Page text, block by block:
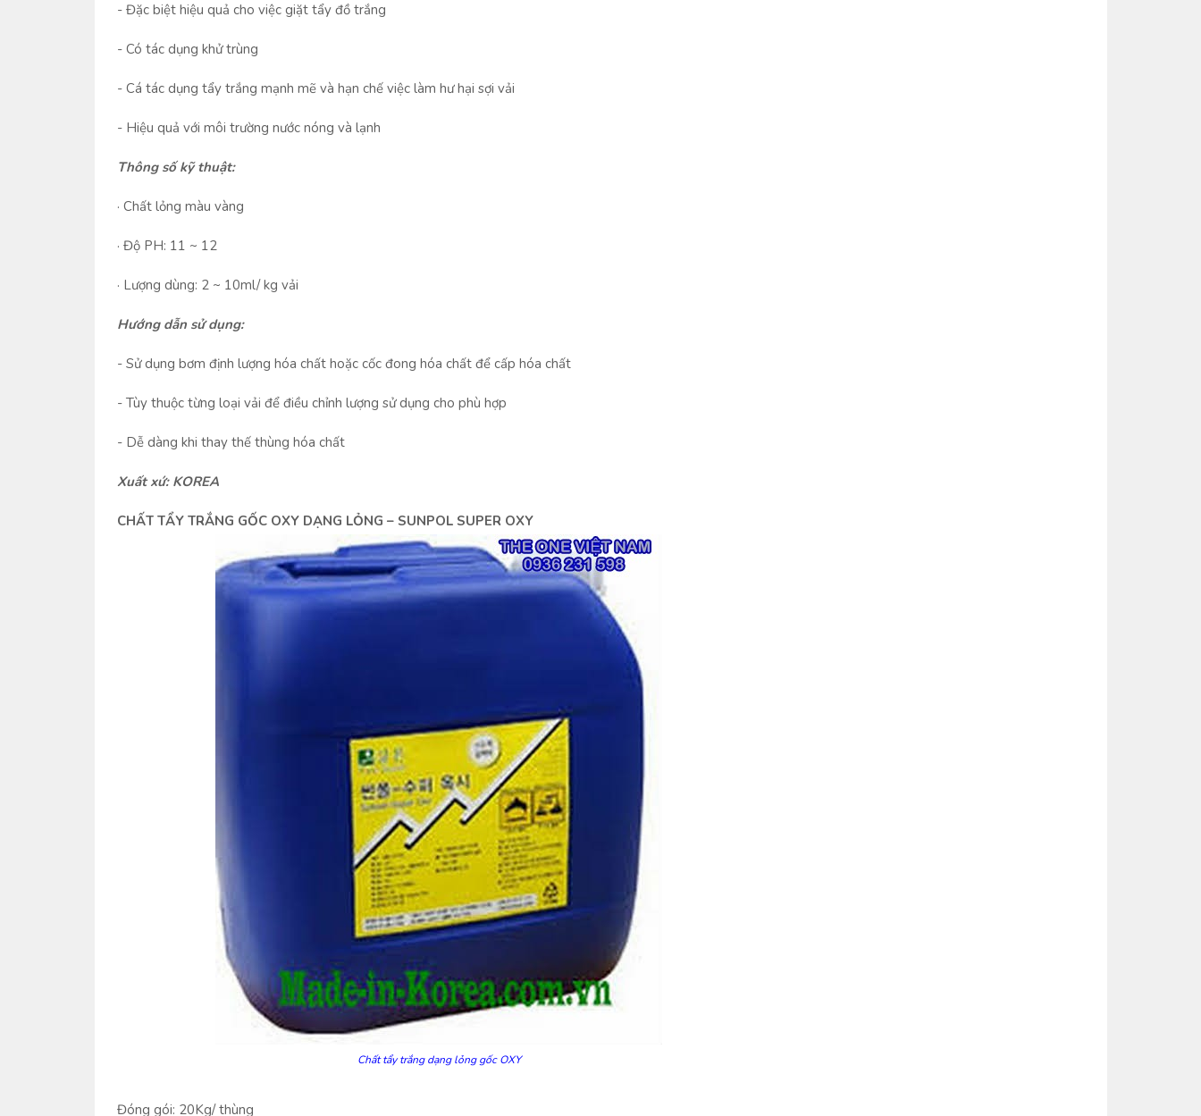
- Đặc biệt hiệu quả cho việc giặt tẩy đồ trắng
- Có tác dụng khử trùng
- Cá tác dụng tẩy trắng mạnh mẽ và hạn chế việc làm hư hại sợi vải
- Hiệu quả với môi trường nước nóng và lạnh
Thông số kỹ thuật:
· Chất lỏng màu vàng
· Độ PH: 11 ~ 12
· Lượng dùng: 2 ~ 10ml/ kg vải
Hướng dẫn sử dụng:
- Sử dụng bơm định lượng hóa chất hoặc cốc đong hóa chất để cấp hóa chất
- Tùy thuộc từng loại vải để điều chỉnh lượng sử dụng cho phù hợp
- Dễ dàng khi thay thế thùng hóa chất
Xuất xứ: KOREA
CHẤT TẨY TRẮNG GỐC OXY DẠNG LỎNG – SUNPOL SUPER OXY
Chất tẩy trắng dạng lỏng gốc OXY
Đóng gói: 20Kg/ thùng